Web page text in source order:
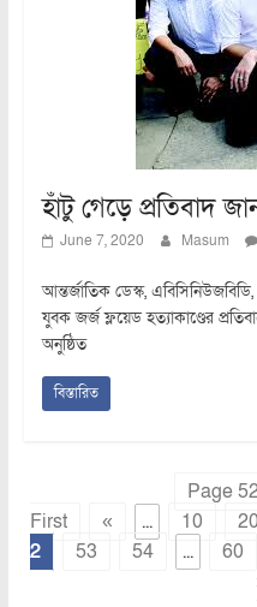
হাঁটু গেড়ে প্রতিবাদ
June 7, 2020 Masum
আন্তর্জাতিক ডেস্ক,
যুবক জর্জ ফ্লয়েড হত্যাকাণ্ডের
অনুষ্ঠিত
বিস্তারিত
Page
First
« ... 10 20
2
53 54 ... 60